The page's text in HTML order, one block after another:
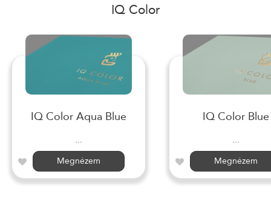
IQ Color
IQ Color Aqua Blue
...
Megnézem
IQ Color Blue
...
Megnézem